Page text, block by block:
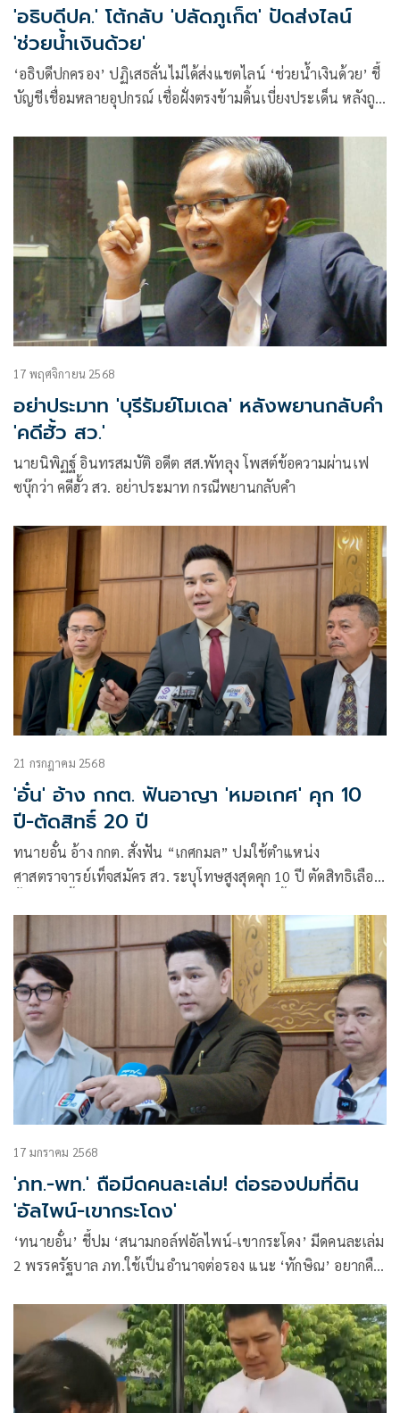
'อธิบดีปค.' โต้กลับ 'ปลัดภูเก็ต' ปัดส่งไลน์
'ช่วยน้ำเงินด้วย'
‘อธิบดีปกครอง’ ปฏิเสธลั่นไม่ได้ส่งแชตไลน์ ‘ช่วยน้ำเงินด้วย’ ชี้
บัญชีเชื่อมหลายอุปกรณ์ เชื่อฝั่งตรงข้ามดิ้นเบี่ยงประเด็น หลังถูก
17 พฤศจิกายน 2568
อย่าประมาท 'บุรีรัมย์โมเดล' หลังพยานกลับคำ
'คดีฮั้ว สว.'
นายนิพิฏฐ์ อินทรสมบัติ อดีต สส.พัทลุง โพสต์ข้อความผ่านเฟ
ซบุ๊กว่า คดีฮั้ว สว. อย่าประมาท กรณีพยานกลับคำ
21 กรกฎาคม 2568
'อั๋น' อ้าง กกต. ฟันอาญา 'หมอเกศ' คุก 10
ปี-ตัดสิทธิ์ 20 ปี
ทนายอั๋น อ้าง กกต. สั่งฟัน “เกศกมล” ปมใช้ตำแหน่ง
ศาสตราจารย์เท็จสมัคร สว. ระบุโทษสูงสุดคุก 10 ปี ตัดสิทธิเลือก
17 มกราคม 2568
'ภท.-พท.' ถือมีดคนละเล่ม! ต่อรองปมที่ดิน
'อัลไพน์-เขากระโดง'
‘ทนายอั๋น’ ชี้ปม ‘สนามกอล์ฟอัลไพน์-เขากระโดง’ มีดคนละเล่ม
2 พรรครัฐบาล ภท.ใช้เป็นอำนาจต่อรอง แนะ ‘ทักษิณ’ อยากคืน